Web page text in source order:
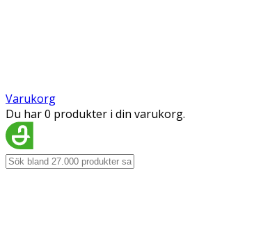
Varukorg
Du har 0 produkter i din varukorg.